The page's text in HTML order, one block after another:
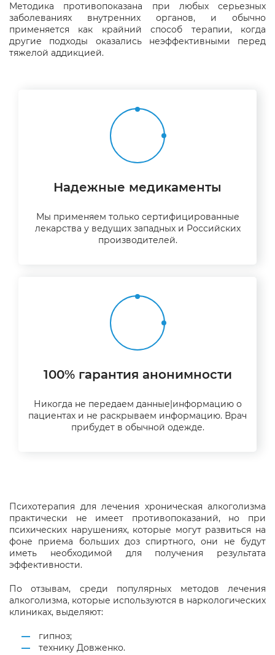
Методика противопоказана при любых серьезных
заболеваниях внутренних органов, и обычно
применяется как крайний способ терапии, когда
другие подходы оказались неэффективными перед
тяжелой аддикцией.
Надежные медикаменты
Мы применяем только сертифицированные
лекарства у ведущих западных и Российских
производителей.
100% гарантия анонимности
Никогда не передаем данные|информацию о
пациентах и не раскрываем информацию. Врач
прибудет в обычной одежде.
Психотерапия для лечения хроническая алкоголизма
практически не имеет противопоказаний, но при
психических нарушениях, которые могут развиться на
фоне приема больших доз спиртного, они не будут
иметь необходимой для получения результата
эффективности.
По отзывам, среди популярных методов лечения
алкоголизма, которые используются в наркологических
клиниках, выделяют:
гипноз;
технику Довженко.